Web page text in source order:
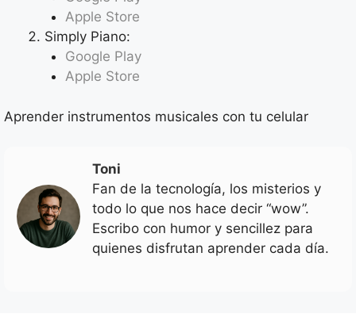
Apple Store
Simply Piano:
Google Play
Apple Store
Aprender instrumentos musicales con tu celular
Toni
Fan de la tecnología, los misterios y
todo lo que nos hace decir “wow”.
Escribo con humor y sencillez para
quienes disfrutan aprender cada día.